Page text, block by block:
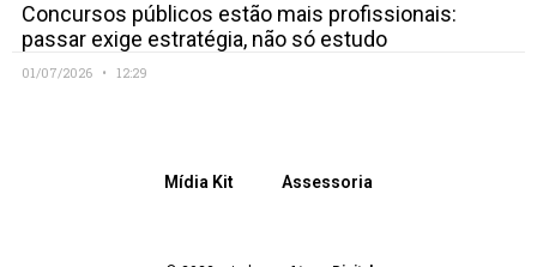
Concursos públicos estão mais profissionais:
passar exige estratégia, não só estudo
01/07/2026 12:29
Mídia Kit Assessoria